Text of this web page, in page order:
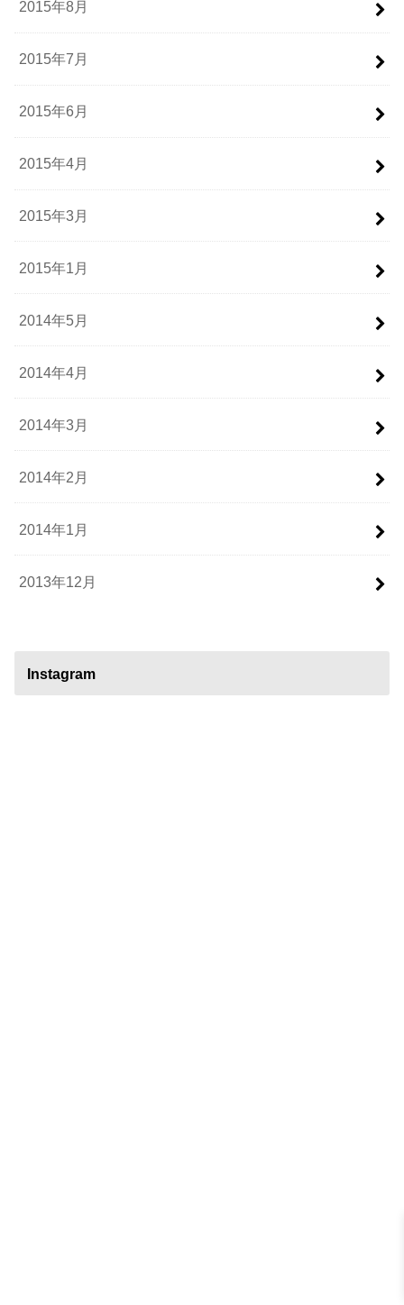
2015年8月
2015年7月
2015年6月
2015年4月
2015年3月
2015年1月
2014年5月
2014年4月
2014年3月
2014年2月
2014年1月
2013年12月
Instagram